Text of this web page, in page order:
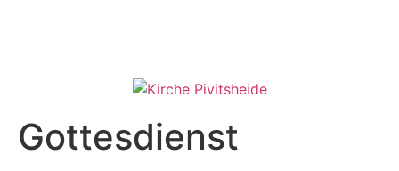
Gottesdienst